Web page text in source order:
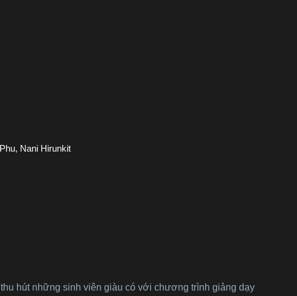
Nani Hirunkit
hút những sinh viên giàu có với chương trình giảng dạy